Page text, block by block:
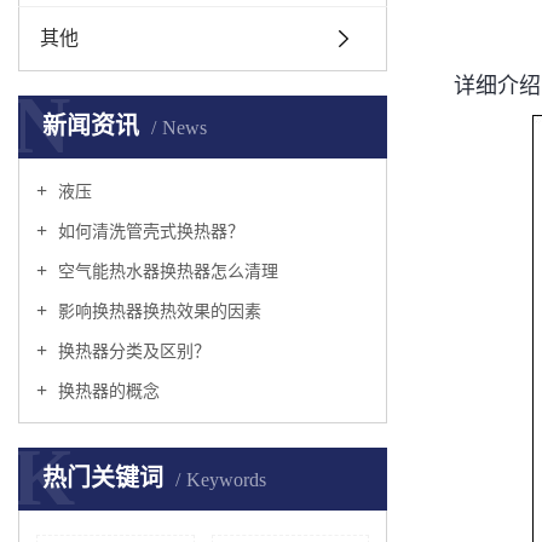
其他
新闻资讯 News
N
液压
如何清洗管壳式换热器？
空气能热水器换热器怎么清理
影响换热器换热效果的因素
换热器分类及区别？
换热器的概念
热门关键词 Keywords
K
详细介